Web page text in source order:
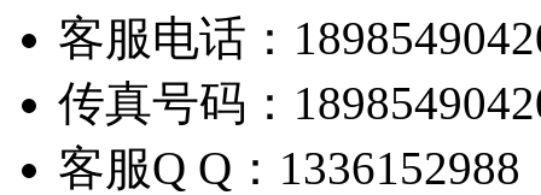
客服电话：
传真号码：
客服Q Q ： 1336152988